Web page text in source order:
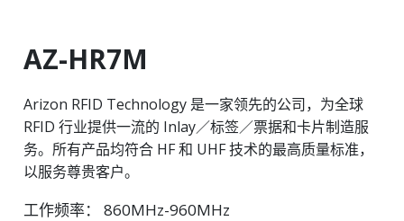
AZ-HR7M
Arizon RFID Technology 是一家领先的公司，为全球
RFID 行业提供一流的 Inlay／标签／票据和卡片制造服
务。所有产品均符合 HF 和 UHF 技术的最高质量标准，
以服务尊贵客户。
工作频率： 860MHz-960MHz